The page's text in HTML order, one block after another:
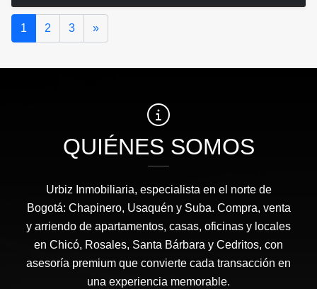
1 2 3 »Siguiente
QUIÉNES SOMOS
Urbiz Inmobiliaria, especialista en el norte de
Bogotá: Chapinero, Usaquén y Suba. Compra, venta
y arriendo de apartamentos, casas, oficinas y locales
en Chicó, Rosales, Santa Bárbara y Cedritos, con
asesoría premium que convierte cada transacción en
una experiencia memorable.